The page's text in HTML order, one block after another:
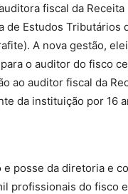
fiscal da
de Estudos Tributários
A nova gestão,
o auditor do fisco
ao auditor fiscal da
da instituição por 16
e posse da diretoria e
profissionais do fisco